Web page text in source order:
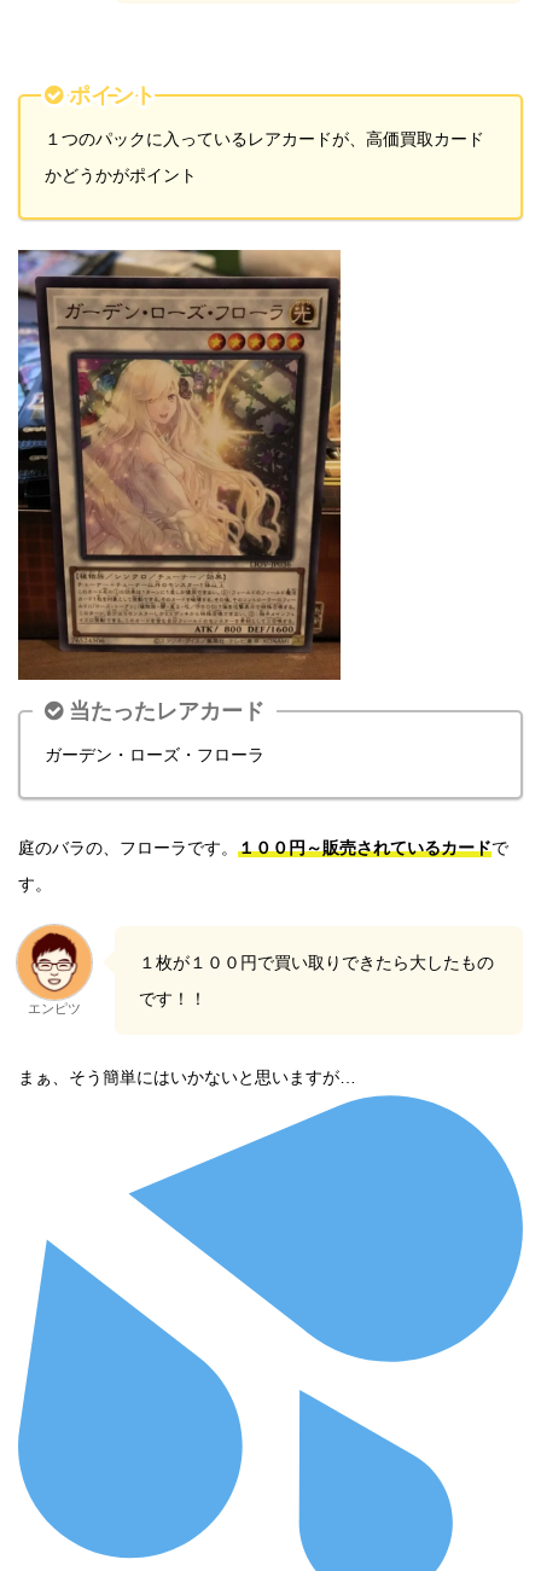
ポイント
１つのパックに入っているレアカードが、高価買取カード
かどうかがポイント
当たったレアカード
ガーデン・ローズ・フローラ
庭のバラの、フローラです。 １００円～販売されているカードで
す。
エンピツ
１枚が１００円で買い取りできたら大したもの
です！！
まぁ、そう簡単にはいかないと思いますが…